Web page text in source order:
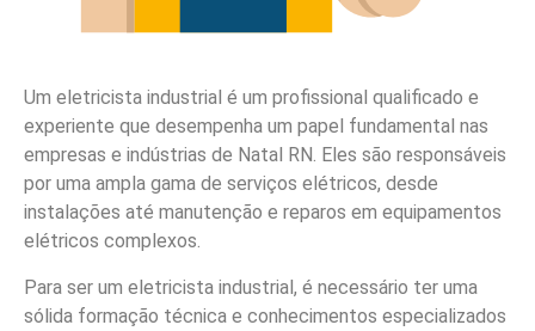
Um eletricista industrial é um profissional qualificado e
experiente que desempenha um papel fundamental nas
empresas e indústrias de Natal RN. Eles são responsáveis
por uma ampla gama de serviços elétricos, desde
instalações até manutenção e reparos em equipamentos
elétricos complexos.
Para ser um eletricista industrial, é necessário ter uma
sólida formação técnica e conhecimentos especializados